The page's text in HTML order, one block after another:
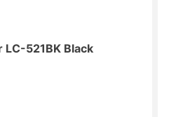
521BK Black